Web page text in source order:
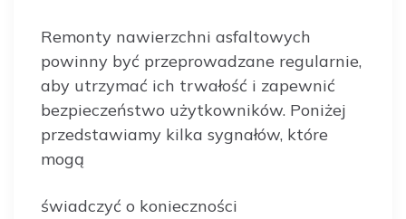
Remonty nawierzchni asfaltowych
powinny być przeprowadzane regularnie,
aby utrzymać ich trwałość i zapewnić
bezpieczeństwo użytkowników. Poniżej
przedstawiamy kilka sygnałów, które
mogą
świadczyć o konieczności